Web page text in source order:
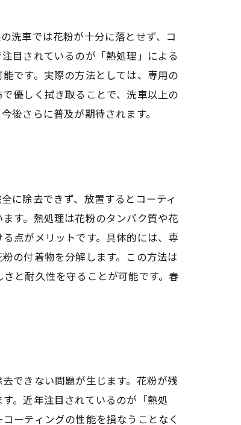
洗車では花粉が十分に落とせず、コ
目されているのが「熱処理」による
です。実際の方法としては、専用の
優しく拭き取ることで、洗車以上の
後さらに普及が期待されます。
に除去できず、放置するとコーティ
す。熱処理は花粉のタンパク質や花
点がメリットです。具体的には、専
の付着物を分解します。この方法は
と耐久性を守ることが可能です。春
できない問題が生じます。花粉が残
。近年注目されているのが「熱処
ーティングの性能を損なうことなく